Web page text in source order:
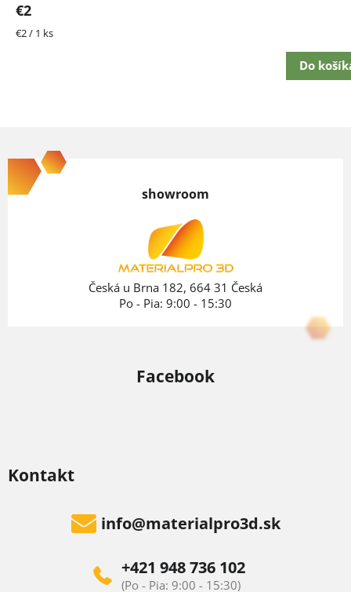
€2
Jednotková
€2 / 1 ks
Do
á
p
Kontakt
info@materialpro3d.sk
+421 948 736 102
showroom
Česká u Brna 182, 664 31 Česká
Po - Pia: 9:00 - 15:30
Facebook